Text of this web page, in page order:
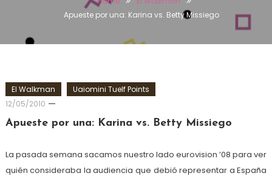
Apueste por una: Karina vs. Betty Missiego
El Walkman
Uaiomini Tuelf Points
12/05/2010
Apueste por una: Karina vs. Betty Missiego
La pasada semana sacamos nuestro lado eurovision ’08 para ver
quién consideraba la audiencia que debió representar a España